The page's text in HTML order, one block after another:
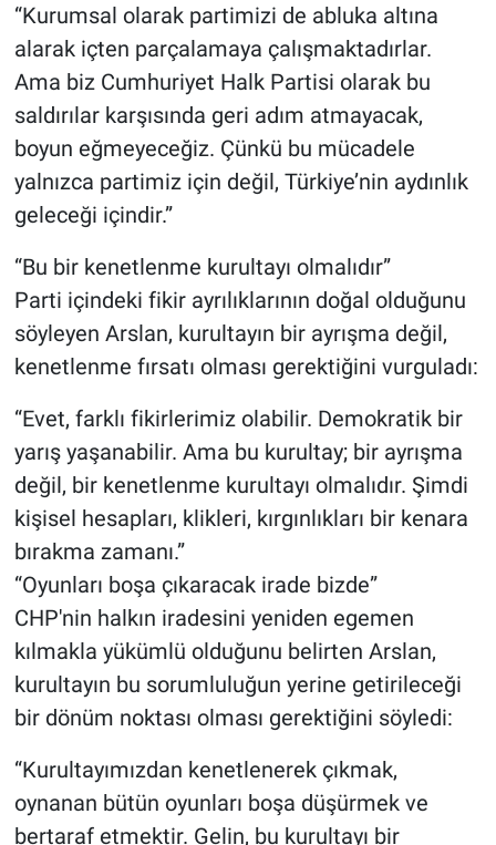
“Kurumsal olarak partimizi de abluka altına
alarak içten parçalamaya çalışmaktadırlar.
Ama biz Cumhuriyet Halk Partisi olarak bu
saldırılar karşısında geri adım atmayacak,
boyun eğmeyeceğiz. Çünkü bu mücadele
yalnızca partimiz için değil, Türkiye’nin aydınlık
geleceği içindir.”
“Bu bir kenetlenme kurultayı olmalıdır”
Parti içindeki fikir ayrılıklarının doğal olduğunu
söyleyen Arslan, kurultayın bir ayrışma değil,
kenetlenme fırsatı olması gerektiğini vurguladı:
“Evet, farklı fikirlerimiz olabilir. Demokratik bir
yarış yaşanabilir. Ama bu kurultay; bir ayrışma
değil, bir kenetlenme kurultayı olmalıdır. Şimdi
kişisel hesapları, klikleri, kırgınlıkları bir kenara
bırakma zamanı.”
“Oyunları boşa çıkaracak irade bizde”
CHP'nin halkın iradesini yeniden egemen
kılmakla yükümlü olduğunu belirten Arslan,
kurultayın bu sorumluluğun yerine getirileceği
bir dönüm noktası olması gerektiğini söyledi:
“Kurultayımızdan kenetlenerek çıkmak,
oynanan bütün oyunları boşa düşürmek ve
bertaraf etmektir. Gelin, bu kurultayı bir